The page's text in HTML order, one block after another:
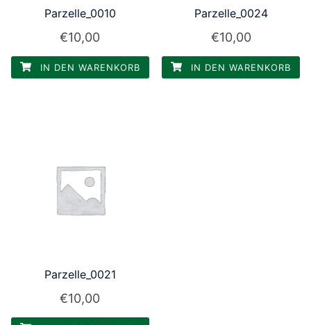
Parzelle_0010
€10,00
IN DEN WARENKORB
Parzelle_0024
€10,00
IN DEN WARENKORB
Parzelle_0021
€10,00